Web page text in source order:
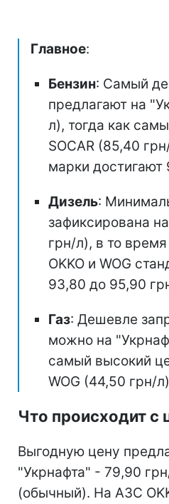
Главное:
Бензин: Самый
предлагают на
л), тогда как
SOCAR (85,40
марки
Дизель:
зафиксирована
грн/л), в то время
OKKO и WOG
93,80 до 95,90
Газ: Дешевле
можно на
самый высокий
WOG (44,50 грн/
Что происходит с
Выгодную цену
"Укрнафта" - 79,90
(обычный). На АЗС